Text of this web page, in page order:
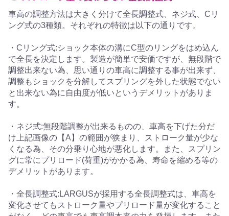
車高の調整方法は大きく分けて全長調整式、ネジ式、Cリ
ング式の3種類。それぞれの特徴は以下の通りです。
・Cリング式:ショック本体の溝にC型のリングをはめ込ん
で全長を決定します。製造が簡単で安価ですが、無段階で
調整出来ない為、思い通りの車高に調整する事が出来ず、
調整もショックを分解してスプリングを外した状態でない
と出来ない為に自由度が低いというデメリットがありま
す。
・ネジ式:無段階調整が出来るものの、車高を下げた分だ
け上記画像の【A】の範囲が狭まり、ストローク量が少な
くなる為、その分乗り心地が悪化します。また、スプリン
グに常にプリロード(荷重)がかかる為、寿命を縮める等の
デメリットがあります。
・全長調整式:LARGUSが採用する全長調整式は、車高を
変化させてもストローク量やプリロード量が変化すること